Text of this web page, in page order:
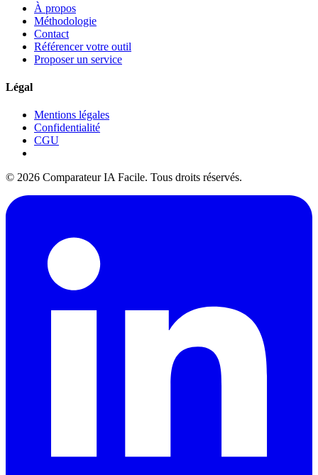
À propos
Méthodologie
Contact
Référencer votre outil
Proposer un service
Légal
Mentions légales
Confidentialité
CGU
© 2026 Comparateur IA Facile. Tous droits réservés.